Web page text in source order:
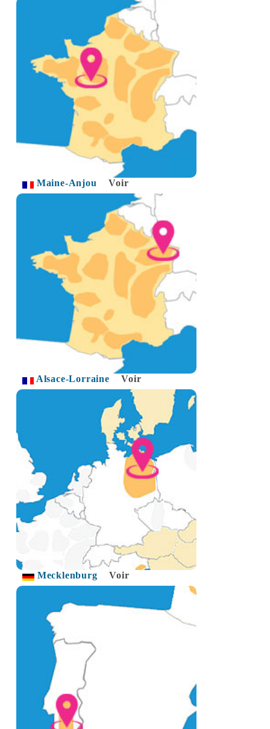
Maine-Anjou Voir
Alsace-Lorraine Voir
Mecklenburg Voir